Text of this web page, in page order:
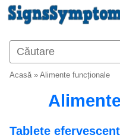
Acasă» Alimente funcționale
Tablete